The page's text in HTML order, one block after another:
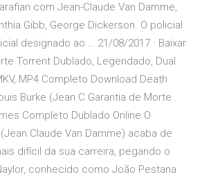
com Jean-Claude Van Damme,
Gibb, George Dickerson. O policial
designado ao … 21/08/2017 · Baixar
Torrent Dublado, Legendado, Dual
MP4 Completo Download Death
Burke (Jean C Garantia de Morte .
Completo Dublado Online O
Claude Van Damme) acaba de
difícil da sua carreira, pegando o
conhecido como João Pestana